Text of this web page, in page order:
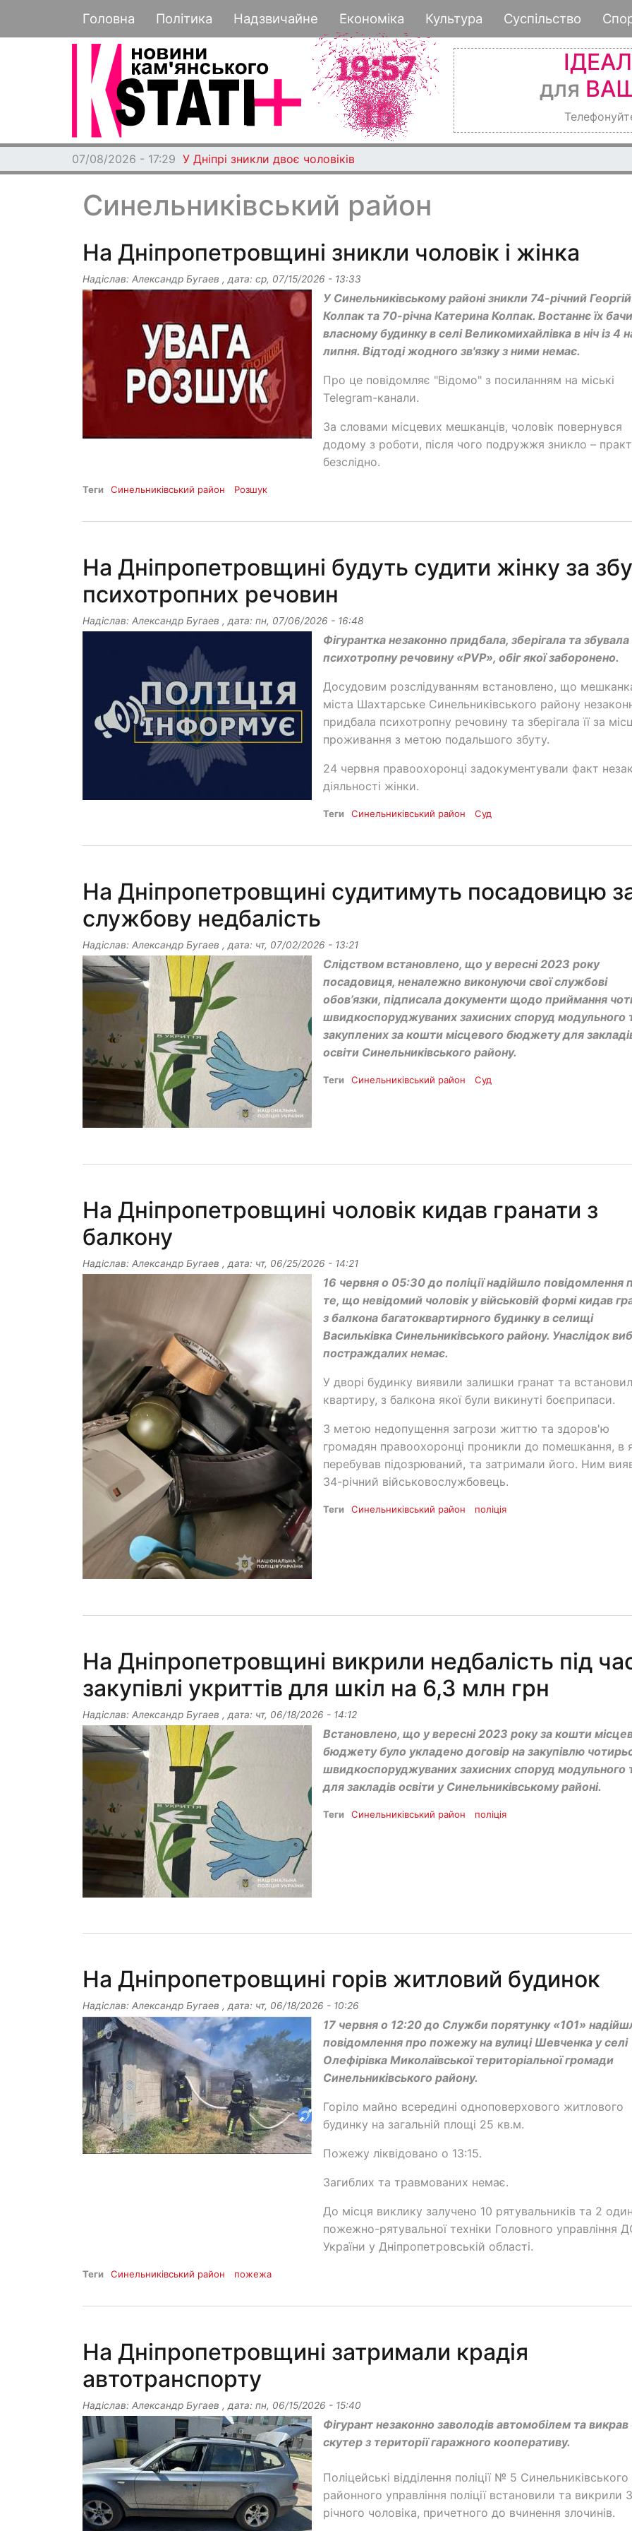
до
основного
Основная навигация
Головна Політика Надзвичайне Економіка Культура Суспільство
для
07/08/2026 - 17:29 У Дніпрі зникли двоє чоловіків
Синельниківський район
На Дніпропетровщині зникли чоловік і жінка
Надіслав: Александр Бугаев , дата: ср, 07/15/2026 - 13:33
У Синельниківському районі зникли 74-річний Георгій
Колпак та 70-річна Катерина Колпак. Востаннє їх
власному будинку в селі Великомихайлівка в ніч із 4
липня. Відтоді жодного зв'язку з ними немає.
Про це повідомляє "Відомо" з посиланням на міські
Telegram-канали.
За словами місцевих мешканців, чоловік повернувся
додому з роботи, після чого подружжя зникло –
безслідно.
Теги Синельниківський район Розшук
На Дніпропетровщині будуть судити жінку за
психотропних речовин
Надіслав: Александр Бугаев , дата: пн, 07/06/2026 - 16:48
Фігурантка незаконно придбала, зберігала та збувала
психотропну речовину «PVP», обіг якої заборонено.
Досудовим розслідуванням встановлено, що
міста Шахтарське Синельниківського району
придбала психотропну речовину та зберігала її за
проживання з метою подальшого збуту.
24 червня правоохоронці задокументували факт
діяльності жінки.
Теги Синельниківський район Суд
На Дніпропетровщині судитимуть посадовицю
службову недбалість
Надіслав: Александр Бугаев , дата: чт, 07/02/2026 - 13:21
Слідством встановлено, що у вересні 2023 року
посадовиця, неналежно виконуючи свої службові
обов’язки, підписала документи щодо приймання
швидкоспоруджуваних захисних споруд модульного
закуплених за кошти місцевого бюджету для
освіти Синельниківського району.
Теги Синельниківський район Суд
На Дніпропетровщині чоловік кидав гранати з
балкону
Надіслав: Александр Бугаев , дата: чт, 06/25/2026 - 14:21
16 червня о 05:30 до поліції надійшло повідомлення
те, що невідомий чоловік у військовій формі кидав
з балкона багатоквартирного будинку в селищі
Васильківка Синельниківського району. Унаслідок
постраждалих немає.
У дворі будинку виявили залишки гранат та
квартиру, з балкона якої були викинуті боєприпаси.
З метою недопущення загрози життю та здоров'ю
громадян правоохоронці проникли до помешкання, в
перебував підозрюваний, та затримали його. Ним
34-річний військовослужбовець.
Теги Синельниківський район поліція
На Дніпропетровщині викрили недбалість під
закупівлі укриттів для шкіл на 6,3 млн грн
Надіслав: Александр Бугаев , дата: чт, 06/18/2026 - 14:12
Встановлено, що у вересні 2023 року за кошти
бюджету було укладено договір на закупівлю
швидкоспоруджуваних захисних споруд модульного
для закладів освіти у Синельниківському районі.
Теги Синельниківський район поліція
На Дніпропетровщині горів житловий будинок
Надіслав: Александр Бугаев , дата: чт, 06/18/2026 - 10:26
17 червня о 12:20 до Служби порятунку «101»
повідомлення про пожежу на вулиці Шевченка у селі
Олефірівка Миколаївської територіальної громади
Синельниківського району.
Горіло майно всередині одноповерхового житлового
будинку на загальній площі 25 кв.м.
Пожежу ліквідовано о 13:15.
Загиблих та травмованих немає.
До місця виклику залучено 10 рятувальників та 2
пожежно-рятувальної техніки Головного управління
України у Дніпропетровській області.
Теги Синельниківський район пожежа
На Дніпропетровщині затримали крадія
автотранспорту
Надіслав: Александр Бугаев , дата: пн, 06/15/2026 - 15:40
Фігурант незаконно заволодів автомобілем та викрав
скутер з території гаражного кооперативу.
Поліцейські відділення поліції № 5 Синельниківського
районного управління поліції встановили та викрили
річного чоловіка, причетного до вчинення злочинів.